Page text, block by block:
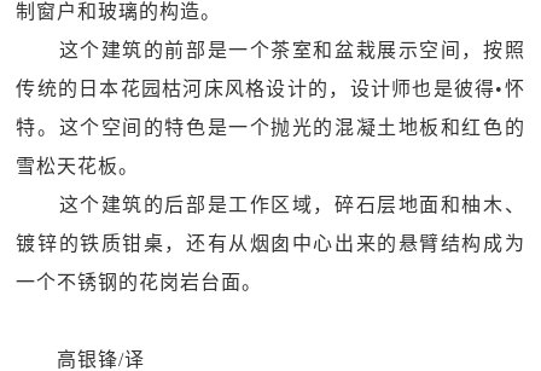
制窗户和玻璃的构造。
这个建筑的前部是一个茶室和盆栽展示空间，按照
传统的日本花园枯河床风格设计的，设计师也是彼得•怀
特。这个空间的特色是一个抛光的混凝土地板和红色的
雪松天花板。
这个建筑的后部是工作区域，碎石层地面和柚木、
镀锌的铁质钳桌，还有从烟囱中心出来的悬臂结构成为
一个不锈钢的花岗岩台面。
高银锋/译